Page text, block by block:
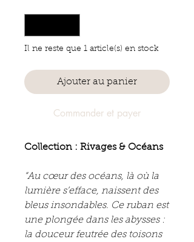
Il ne reste que 1 article(s) en stock
Ajouter au panier
Commander et payer
Collection : Rivages & Océans
“Au cœur des océans, là où la
lumière s’efface, naissent des
bleus insondables. Ce ruban est
une plongée dans les abysses :
la douceur feutrée des toisons